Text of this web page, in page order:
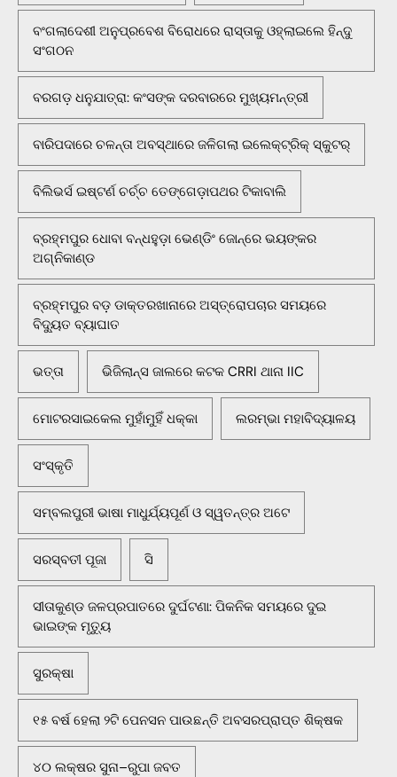
ବଂଗଲାଦେଶୀ ଅନୁପ୍ରବେଶ ବିରୋଧରେ ରାସ୍ତାକୁ ଓହ୍ଲାଇଲେ ହିନ୍ଦୁ
ସଂଗଠନ
ବରଗଡ଼ ଧନୁଯାତ୍ରା: କଂସଙ୍କ ଦରବାରରେ ମୁଖ୍ୟମନ୍ତ୍ରୀ
ବାରିପଦାରେ ଚଳନ୍ତା ଅବସ୍ଥାରେ ଜଳିଗଲା ଇଲେକ୍ଟ୍ରିକ୍ ସ୍କୁଟର୍
ବିଲିଭର୍ସ ଇଷ୍ଟର୍ଣ ଚର୍ଚ୍ଚ ତେଙ୍ଗେଡ଼ାପଥର ଟିକାବାଲି
ବ୍ରହ୍ମପୁର ଧୋବା ବନ୍ଧହୁଡ଼ା ଭେଣ୍ଡିଂ ଜୋନ୍‌ରେ ଭୟଙ୍କର
ଅଗ୍ନିକାଣ୍ଡ
ବ୍ରହ୍ମପୁର ବଡ଼ ଡାକ୍ତରଖାନାରେ ଅସ୍ତ୍ରୋପଚାର ସମୟରେ
ବିଦ୍ୟୁତ ବ୍ୟାଘାତ
ଭତ୍ତା ଭିଜିଲାନ୍ସ ଜାଲରେ କଟକ CRRI ଥାନା IIC
ମୋଟରସାଇକେଲ ମୁହାଁମୁହିଁ ଧକ୍କା ଲରମ୍ଭା ମହାବିଦ୍ୟାଳୟ
ସଂସ୍କୃତି
ସମ୍ବଲପୁରୀ ଭାଷା ମାଧୁର୍ଯ୍ୟପୂର୍ଣ ଓ ସ୍ୱତନ୍ତ୍ର ଅଟେ
ସରସ୍ବତୀ ପୂଜା ସି
ସୀତାକୁଣ୍ଡ ଜଳପ୍ରପାତରେ ଦୁର୍ଘଟଣା: ପିକନିକ ସମୟରେ ଦୁଇ
ଭାଇଙ୍କ ମୃତ୍ୟୁ
ସୁରକ୍ଷା
୧୫ ବର୍ଷ ହେଲା ୨ଟି ପେନସନ ପାଉଛନ୍ତି ଅବସରପ୍ରାପ୍ତ ଶିକ୍ଷକ
୪୦ ଲକ୍ଷର ସୁନା–ରୁପା ଜବତ